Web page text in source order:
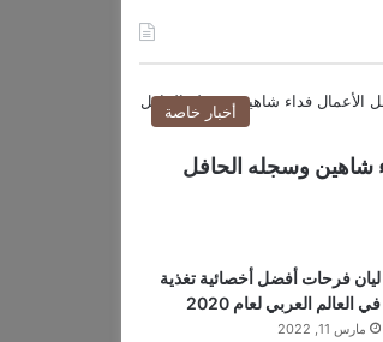
أخبار خاصة
شاهين وسجله الحافل
ليان فرحات أفضل أخصائية تغذية
في العالم العربي لعام 2020
مارس 11, 2022